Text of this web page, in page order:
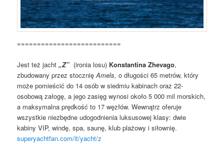
==========================
Jest też jacht„Z” (ironia losu) Konstantina Zhevago,
zbudowany przez stocznięAmels, o długości 65 metrów, który
może pomieścić do 14 osób w siedmiu kabinach oraz 22-
osobową załogę, a jego zasięg wynosi około 5 000 mil morskich,
a maksymalna prędkość to 17 węzłów. Wewnątrz oferuje
wszystkie niezbędne udogodnienia luksusowej klasy: dwie
kabiny VIP, windę, spa, saunę, klub plażowy i siłownię.
superyachtfan.com/it/yacht/z